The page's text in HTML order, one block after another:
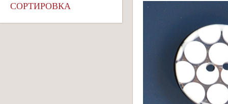
СОРТИРОВКА